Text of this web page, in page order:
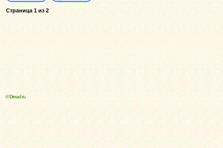
Страница 1из 2
© Dread.ru